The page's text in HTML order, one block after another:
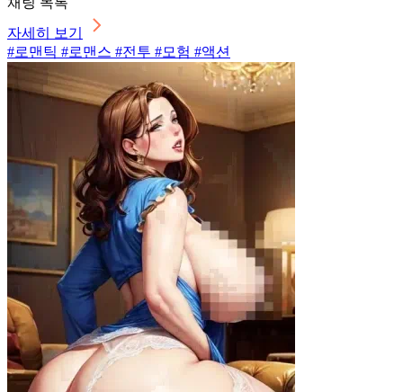
자세히 보기
#로맨틱 #로맨스 #전투 #모험 #액션